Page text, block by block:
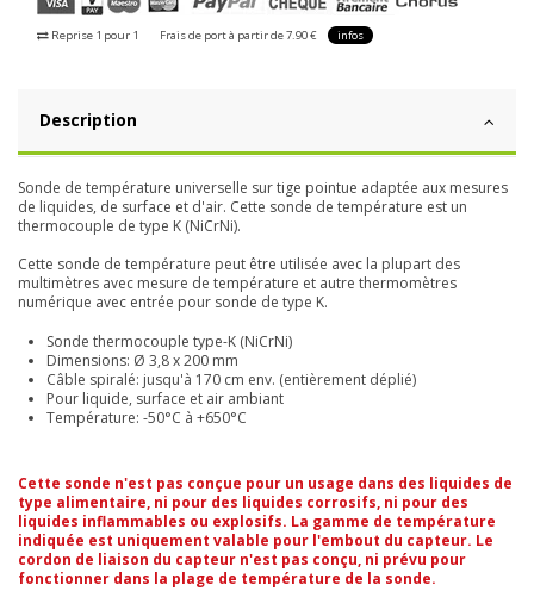
Reprise 1 pour 1 Frais de port à partir de 7.90 € infos
Description
Sonde de température universelle sur tige pointue adaptée aux mesures
de liquides, de surface et d'air. Cette sonde de température est un
thermocouple de type K (NiCrNi).
Cette sonde de température peut être utilisée avec la plupart des
multimètres avec mesure de température et autre thermomètres
numérique avec entrée pour sonde de type K.
Sonde thermocouple type-K (NiCrNi)
Dimensions: Ø 3,8 x 200 mm
Câble spiralé: jusqu'à 170 cm env. (entièrement déplié)
Pour liquide, surface et air ambiant
Température: -50°C à +650°C
Cette sonde n'est pas conçue pour un usage dans des liquides de
type alimentaire, ni pour des liquides corrosifs, ni pour des
liquides inflammables ou explosifs. La gamme de température
indiquée est uniquement valable pour l'embout du capteur. Le
cordon de liaison du capteur n'est pas conçu, ni prévu pour
fonctionner dans la plage de température de la sonde.